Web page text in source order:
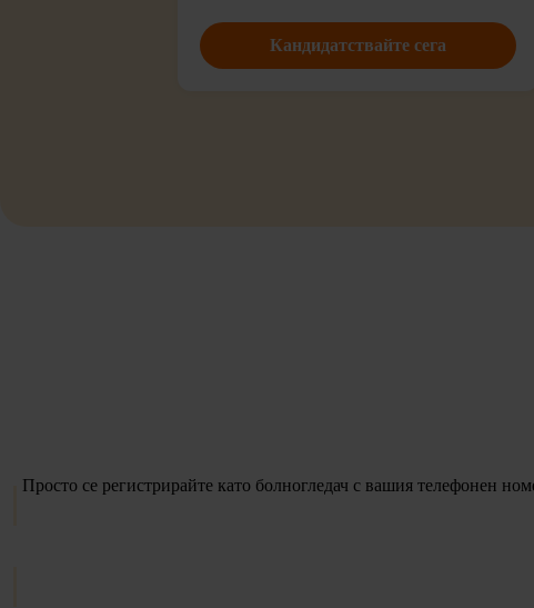
Кандидатствайте сега
Просто се регистрирайте като болногледач с вашия телефонен